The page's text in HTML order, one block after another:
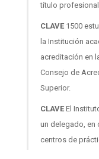
título
CLAVE 1500
la Institución
acreditación en
Consejo de
Superior.
CLAVE El
un delegado, en
centros de